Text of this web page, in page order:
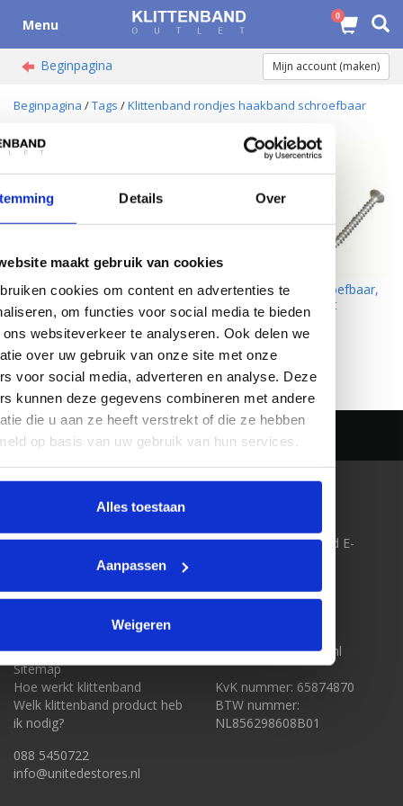
Details Over
maakt gebruik van cookies
cookies om content en advertenties te
om functies voor social media te bieden
ons websiteverkeer te analyseren. Ook delen we
over uw gebruik van onze site met onze
voor social media, adverteren en analyse. Deze
kunnen deze gegevens combineren met andere
die u aan ze heeft verstrekt of die ze hebben
op basis van uw gebruik van hun services.
Alles toestaan
Aanpassen
Weigeren
Menu 0
Beginpagina Mijn account (maken)
Beginpagina /Tags /Klittenband rondjes haakband schroefbaar
DynaLok Coins schroefbaar,
45 mm., wit
DynaLok Coins schroefbaar,
45 mm., zwart
Pagina 1 van 1
KLANTENSERVICE
Algemene voorwaarden
Betaalmethoden
Levering & Verzendkosten
Bestelling Retourneren
Klantenservice
Sitemap
Hoe werkt klittenband
Welk klittenband product heb
ik nodig?
088 5450722
info@unitedestores.nl
onderdeel van United E-
3274 LH Heinenoord
info@unitedestores.nl
KvK nummer: 65874870
BTW nummer:
NL856298608B01